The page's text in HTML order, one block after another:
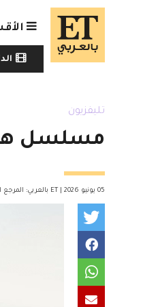
Skip to main content
تليفزيون
مسلسل هذا البحر
05 يونيو 2026 | ET بالعربي: المرجع الأول لأخبار الفن والترفيه في العالم العربي